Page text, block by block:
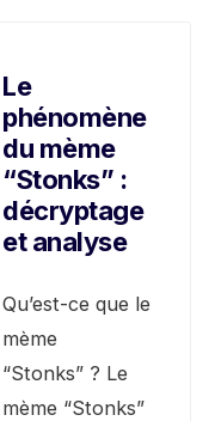
Le
phénomène
du mème
“Stonks” :
décryptage
et analyse
Qu’est-ce que le
mème
“Stonks” ? Le
mème “Stonks”